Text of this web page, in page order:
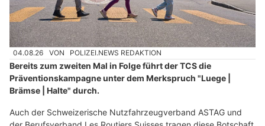
04.08.26 VON POLIZEI.NEWS REDAKTION
Bereits zum zweiten Mal in Folge führt der TCS die
Präventionskampagne unter dem Merkspruch "Luege |
Brämse | Halte" durch.
Auch der Schweizerische Nutzfahrzeugverband ASTAG und